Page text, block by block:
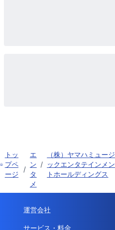
トッ
プペ
ージ
/
エ
ン
タ
メ
/
（株）ヤマハミュージ
ックエンタテインメン
トホールディングス
運営会社
サービス・料金